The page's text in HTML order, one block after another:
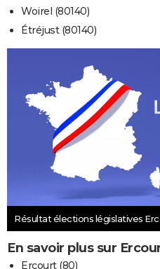
Woirel (80140)
Étréjust (80140)
Résultat élections législatives
En savoir plus sur
Ercourt (80)